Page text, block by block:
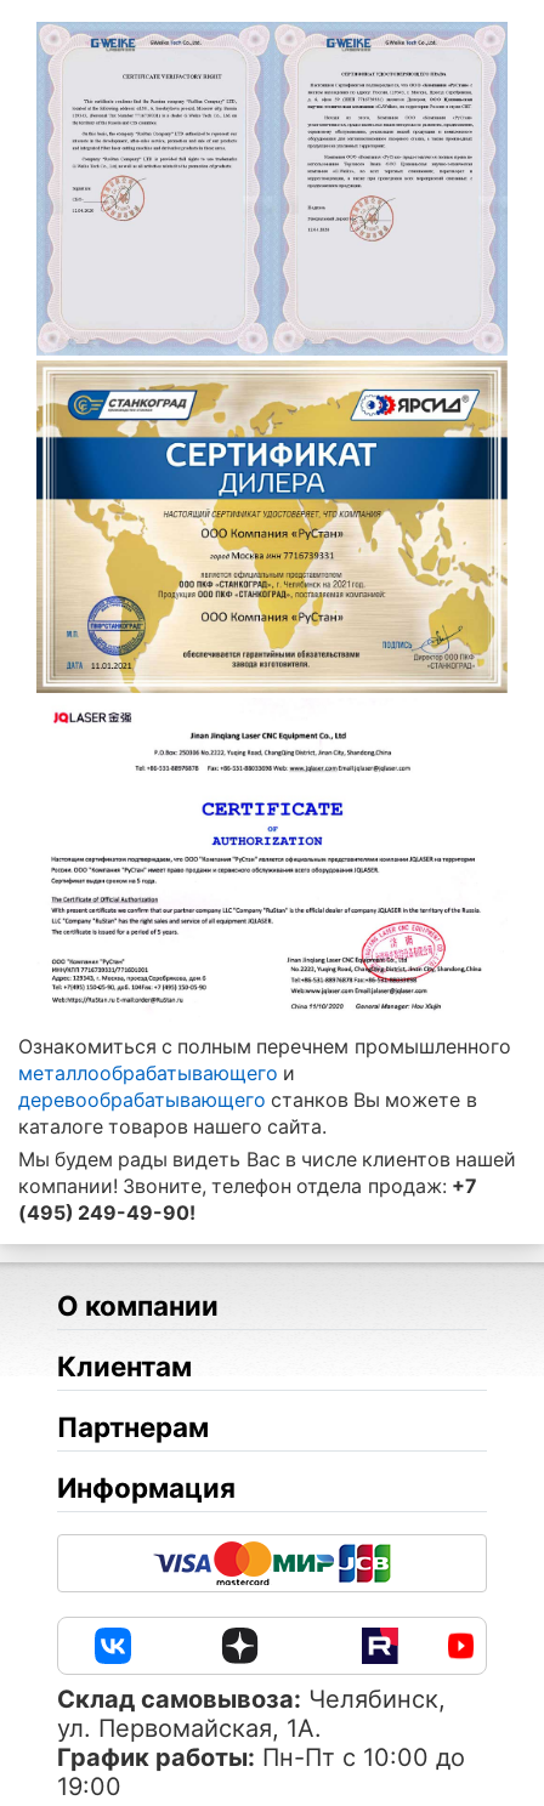
Ознакомиться с полным перечнем промышленного
металлообрабатывающего и
деревообрабатывающего станков Вы можете в
каталоге товаров нашего сайта.
Мы будем рады видеть Вас в числе клиентов нашей
компании! Звоните, телефон отдела продаж: +7
(495) 249-49-90!
О компании
Клиентам
Партнерам
Информация
Cклад самовывоза: Челябинск,
ул. Первомайская, 1А.
График работы: Пн-Пт с 10:00 до
19:00